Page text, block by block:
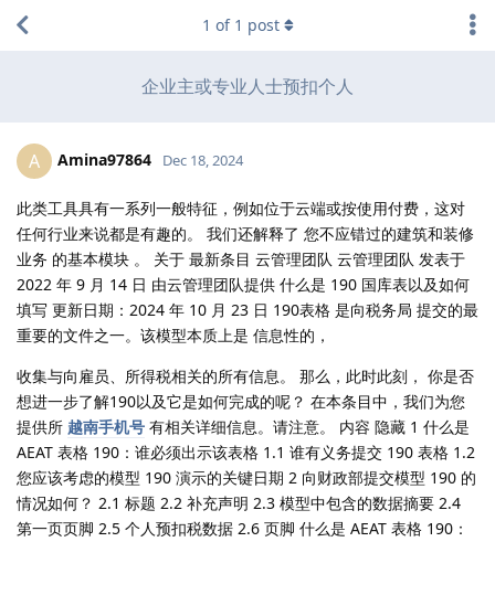
企业主或专业人士预扣个人
1 of 1 post
A Amina97864 Dec 18, 2024
此类工具具有一系列一般特征，例如位于云端或按使用付费，这对
任何行业来说都是有趣的。 我们还解释了 您不应错过的建筑和装修
业务 的基本模块 。 关于 最新条目 云管理团队 云管理团队 发表于
2022 年 9 月 14 日 由云管理团队提供 什么是 190 国库表以及如何
填写 更新日期：2024 年 10 月 23 日 190表格 是向税务局 提交的最
重要的文件之一。该模型本质上是 信息性的，
收集与向雇员、所得税相关的所有信息。 那么，此时此刻， 你是否
想进一步了解190以及它是如何完成的呢？ 在本条目中，我们为您
提供所 越南手机号 有相关详细信息。请注意。 内容 隐藏 1 什么是
AEAT 表格 190：谁必须出示该表格 1.1 谁有义务提交 190 表格 1.2
您应该考虑的模型 190 演示的关键日期 2 向财政部提交模型 190 的
情况如何？ 2.1 标题 2.2 补充声明 2.3 模型中包含的数据摘要 2.4
第一页页脚 2.5 个人预扣税数据 2.6 页脚 什么是 AEAT 表格 190：